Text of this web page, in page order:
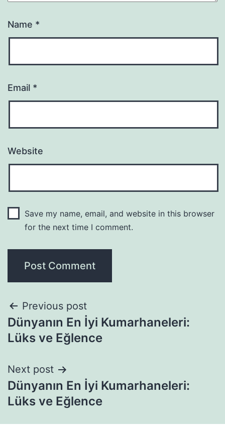
Name *
Email *
Website
Save my name, email, and website in this browser
for the next time I comment.
Previous post
Dünyanın En İyi Kumarhaneleri:
Lüks ve Eğlence
Next post
Dünyanın En İyi Kumarhaneleri:
Lüks ve Eğlence